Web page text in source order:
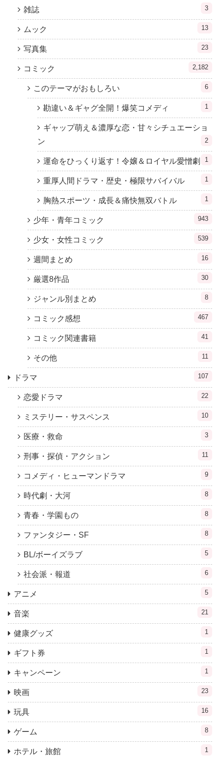
雑誌 3
ムック 13
写真集 23
コミック 2,182
このテーマがおもしろい 6
勘違い＆ギャグ全開！爆笑コメディ 1
ギャップ萌え＆濃厚な恋・甘々シチュエーショ
ン
2
運命をひっくり返す！令嬢＆ロイヤル愛憎劇 1
重厚人間ドラマ・歴史・極限サバイバル 1
胸熱スポーツ・成長＆痛快無双バトル 1
少年・青年コミック 943
少女・女性コミック 539
週間まとめ 16
厳選8作品 30
ジャンル別まとめ 8
コミック感想 467
コミック関連書籍 41
その他 11
ドラマ 107
恋愛ドラマ 22
ミステリー・サスペンス 10
医療・救命 3
刑事・探偵・アクション 11
コメディ・ヒューマンドラマ 9
時代劇・大河 8
青春・学園もの 8
ファンタジー・SF 8
BL/ボーイズラブ 5
社会派・報道 6
アニメ 5
音楽 21
健康グッズ 1
ギフト券 1
キャンペーン 1
映画 23
玩具 16
ゲーム 8
ホテル・旅館 1